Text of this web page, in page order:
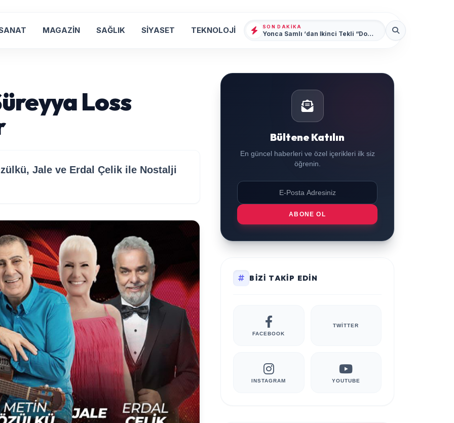
MAGAZİN SAĞLIK SİYASET TEKNOLOJİ SON DAKIKA
Yonca Samlı ‘dan İkinci Tekli “Donacaksın Sevgilim “ yayımlandı
Loss
Jale ve Erdal Çelik ile Nostalji
Bültene Katılın
En güncel haberleri ve özel içerikleri ilk siz
öğrenin.
ABONE OL
BIZI TAKIP EDIN
FACEBOOK
TWITTER
INSTAGRAM YOUTUBE